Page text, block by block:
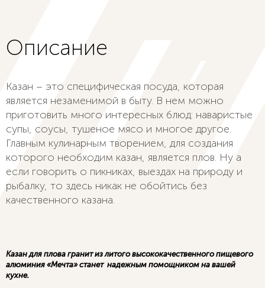
Описание
Казан – это специфическая посуда, которая
является незаменимой в быту. В нем можно
приготовить много интересных блюд: наваристые
супы, соусы, тушеное мясо и многое другое.
Главным кулинарным творением, для создания
которого необходим казан, является плов. Ну а
если говорить о пикниках, выездах на природу и
рыбалку, то здесь никак не обойтись без
качественного казана.
Казан для плова гранит из литого высококачественного пищевого
алюминия «Мечта» станет надежным помощником на вашей
кухне.